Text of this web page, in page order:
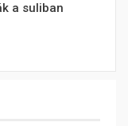
a suliban